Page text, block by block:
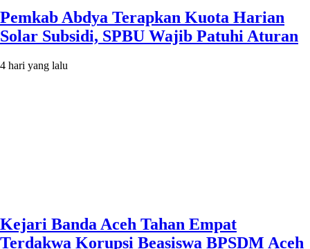
Pemkab Abdya Terapkan Kuota Harian
Solar Subsidi, SPBU Wajib Patuhi Aturan
4 hari yang lalu
Kejari Banda Aceh Tahan Empat
Terdakwa Korupsi Beasiswa BPSDM Aceh